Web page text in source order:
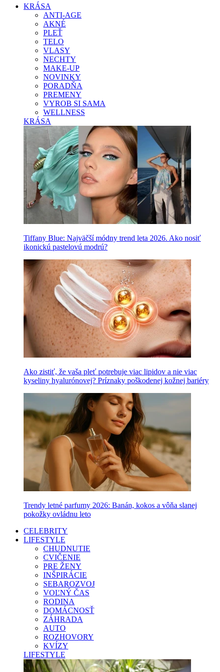
KRÁSA
ANTI-AGE
AKNÉ
PLEŤ
TELO
VLASY
NECHTY
MAKE-UP
NOVINKY
PORADŇA
PREMENY
VYROB SI SAMA
WELLNESS
KRÁSA
Tiffany Blue: Najväčší módny trend leta 2026. Ako nosiť
ikonickú pastelovú modrú?
Ako zistiť, že vaša pleť potrebuje viac lipidov a nie viac
kyseliny hyalurónovej? Príznaky poškodenej kožnej bariéry
Trendy letné parfumy 2026: Banán, kokos a vôňa slanej
pokožky ovládnu leto
CELEBRITY
LIFESTYLE
CHUDNUTIE
CVIČENIE
PRE ŽENY
INŠPIRÁCIE
SEBAROZVOJ
VOĽNÝ ČAS
RODINA
DOMÁCNOSŤ
ZÁHRADA
AUTO
ROZHOVORY
KVÍZY
LIFESTYLE